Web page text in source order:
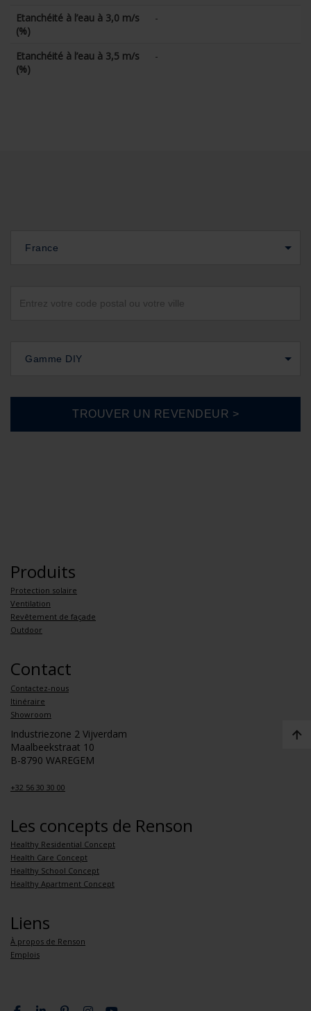
Etanchéité à l’eau à 3,0 m/s
(%)
-
Etanchéité à l’eau à 3,5 m/s
(%)
-
France
Gamme DIY
Produits
Protection solaire
Ventilation
Revêtement de façade
Outdoor
Contact
Contactez-nous
Itinéraire
Showroom
Industriezone 2 Vijverdam
Maalbeekstraat 10
B-8790 WAREGEM
+32 56 30 30 00
Les concepts de Renson
Healthy Residential Concept
Health Care Concept
Healthy School Concept
Healthy Apartment Concept
Liens
À propos de Renson
Emplois